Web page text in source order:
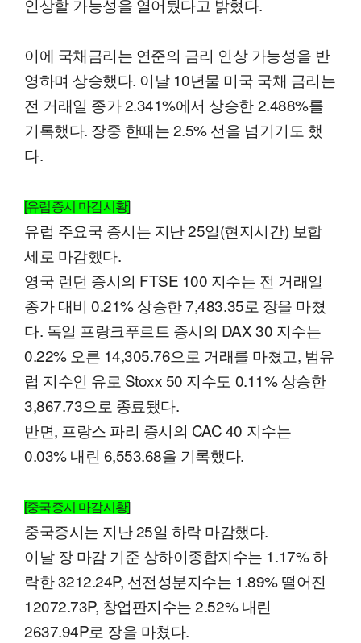
이에 국채금리는 연준의 금리 인상 가능성을 반
영하며 상승했다. 이날 10년물 미국 국채 금리는
전 거래일 종가 2.341%에서 상승한 2.488%를
기록했다. 장중 한때는 2.5% 선을 넘기기도 했
다.
[유럽증시 마감시황]
유럽 주요국 증시는 지난 25일(현지시간) 보합
세로 마감했다.
영국 런던 증시의 FTSE 100 지수는 전 거래일
종가 대비 0.21% 상승한 7,483.35로 장을 마쳤
다. 독일 프랑크푸르트 증시의 DAX 30 지수는
0.22% 오른 14,305.76으로 거래를 마쳤고, 범유
럽 지수인 유로 Stoxx 50 지수도 0.11% 상승한
3,867.73으로 종료됐다.
반면, 프랑스 파리 증시의 CAC 40 지수는
0.03% 내린 6,553.68을 기록했다.
[중국증시 마감시황]
중국증시는 지난 25일 하락 마감했다.
이날 장 마감 기준 상하이종합지수는 1.17% 하
락한 3212.24P, 선전성분지수는 1.89% 떨어진
12072.73P, 창업판지수는 2.52% 내린
2637.94P로 장을 마쳤다.